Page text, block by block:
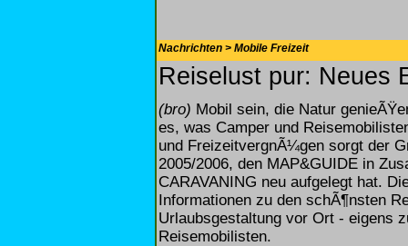
Nachrichten > Mobile Freizeit
Reiselust pur: Neues
(bro) Mobil sein, die Natur
es, was Camper und
und FreizeitvergnÃ¼gen sorgt der
2005/2006, den MAP&GUIDE in
CARAVANING neu aufgelegt hat.
Informationen zu den schÃ¶nsten
Urlaubsgestaltung vor Ort - eigens
Reisemobilisten.